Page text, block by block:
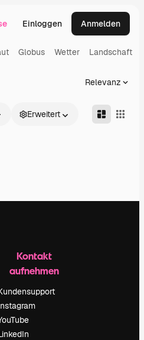
Einloggen Anmelden
Globus Wetter Landschaft
Relevanz
Erweitert
Kontakt
aufnehmen